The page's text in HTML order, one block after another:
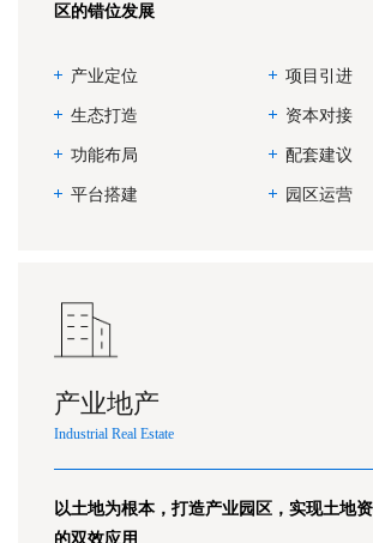
区的错位发展
产业定位 项目引进
生态打造 资本对接
功能布局 配套建议
平台搭建 园区运营
产业地产
Industrial Real Estate
以土地为根本，打造产业园区，实现土地
的双效应用